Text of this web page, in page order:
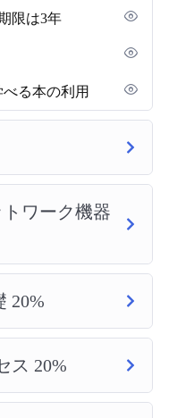
限は3年
る本の利用
ワーク機器
20%
ス 20%